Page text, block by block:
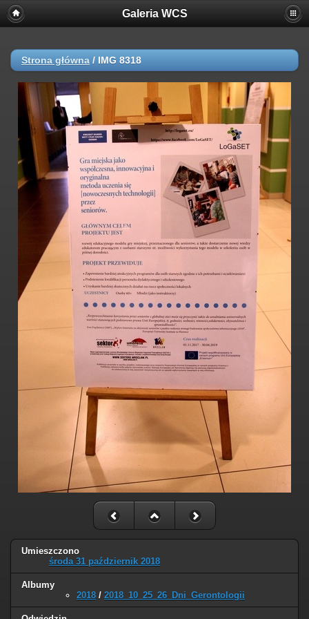
Galeria WCS
Strona główna / IMG 8318
Umieszczono
środa 31 październik 2018
Albumy
2018 / 2018_10_25_26_Dni_Gerontologii